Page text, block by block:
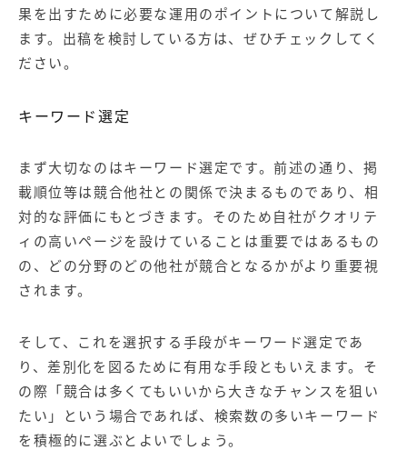
果を出すために必要な運用のポイントについて解説し
ます。出稿を検討している方は、ぜひチェックしてく
ださい。
キーワード選定
まず大切なのはキーワード選定です。前述の通り、掲
載順位等は競合他社との関係で決まるものであり、相
対的な評価にもとづきます。そのため自社がクオリテ
ィの高いページを設けていることは重要ではあるもの
の、どの分野のどの他社が競合となるかがより重要視
されます。
そして、これを選択する手段がキーワード選定であ
り、差別化を図るために有用な手段ともいえます。そ
の際「競合は多くてもいいから大きなチャンスを狙い
たい」という場合であれば、検索数の多いキーワード
を積極的に選ぶとよいでしょう。